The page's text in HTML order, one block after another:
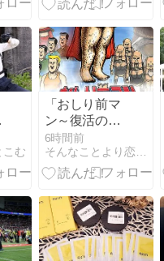
こむ
「おしり前マ
ン～復活のお
しり前帝国
～」 ★★★☆
～シュールで
満点！
6時間前
そんなことより恋をしろ